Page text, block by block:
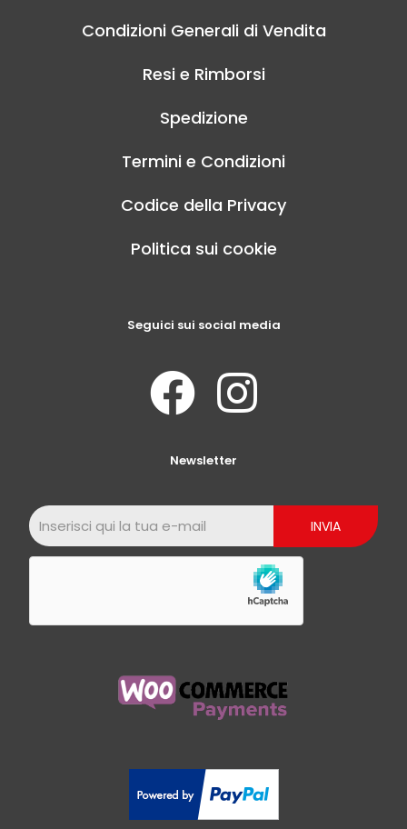
Condizioni Generali di Vendita
Resi e Rimborsi
Spedizione
Termini e Condizioni
Codice della Privacy
Politica sui cookie
Seguici sui social media
Newsletter